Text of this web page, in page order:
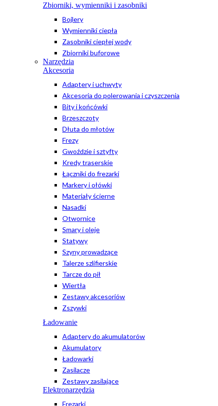
Zbiorniki, wymienniki i zasobniki
Bojlery
Wymienniki ciepła
Zasobniki ciepłej wody
Zbiorniki buforowe
Narzędzia
Akcesoria
Adaptery i uchwyty
Akcesoria do polerowania i czyszczenia
Bity i końcówki
Brzeszczoty
Dłuta do młotów
Frezy
Gwoździe i sztyfty
Kredy traserskie
Łączniki do frezarki
Markery i ołówki
Materiały ścierne
Nasadki
Otwornice
Smary i oleje
Statywy
Szyny prowadzące
Talerze szlifierskie
Tarcze do pił
Wiertła
Zestawy akcesoriów
Zszywki
Ładowanie
Adaptery do akumulatorów
Akumulatory
Ładowarki
Zasilacze
Zestawy zasilające
Elektronarzędzia
Frezarki